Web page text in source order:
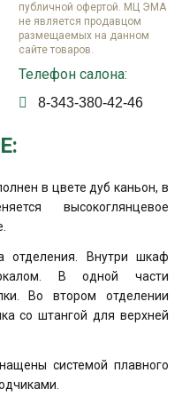
публичной офертой. МЦ ЭМА
не является продавцом
размещаемых на данном
сайте товаров.
Телефон салона:
8-343-380-42-46
в цвете дуб каньон, в
высокоглянцевое
отделения. Внутри шкаф
В одной части
Во втором отделении
со штангой для верхней
системой плавного